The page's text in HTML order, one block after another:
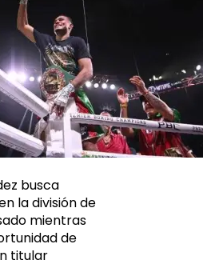
busca
la división de
mientras
de
titular